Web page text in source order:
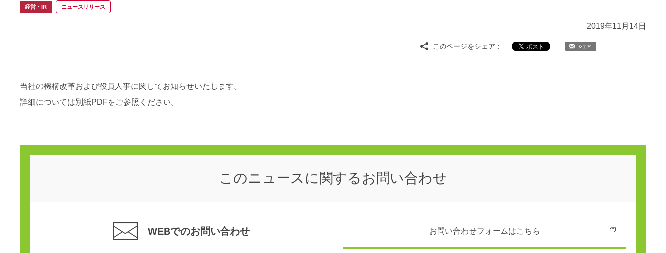
経営・IR ニュースリリース
2019年11月14日
このページをシェア：
当社の機構改革および役員人事に関してお知らせいたします。
詳細については別紙PDFをご参照ください。
このニュースに関するお問い合わせ
WEBでのお問い合わせ お問い合わせフォームはこちら